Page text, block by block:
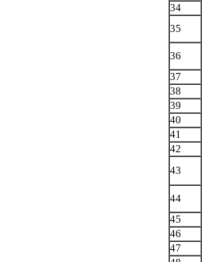
34
35
36
37
38
39
40
41
42
43
44
45
46
47